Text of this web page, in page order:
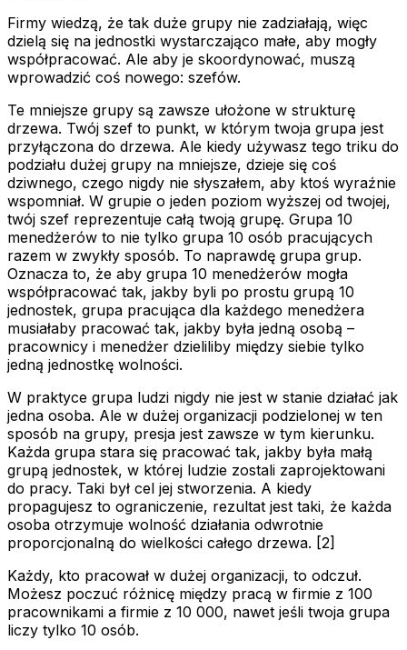
Firmy wiedzą, że tak duże grupy nie zadziałają, więc
dzielą się na jednostki wystarczająco małe, aby mogły
współpracować. Ale aby je skoordynować, muszą
wprowadzić coś nowego: szefów.
Te mniejsze grupy są zawsze ułożone w strukturę
drzewa. Twój szef to punkt, w którym twoja grupa jest
przyłączona do drzewa. Ale kiedy używasz tego triku do
podziału dużej grupy na mniejsze, dzieje się coś
dziwnego, czego nigdy nie słyszałem, aby ktoś wyraźnie
wspomniał. W grupie o jeden poziom wyższej od twojej,
twój szef reprezentuje całą twoją grupę. Grupa 10
menedżerów to nie tylko grupa 10 osób pracujących
razem w zwykły sposób. To naprawdę grupa grup.
Oznacza to, że aby grupa 10 menedżerów mogła
współpracować tak, jakby byli po prostu grupą 10
jednostek, grupa pracująca dla każdego menedżera
musiałaby pracować tak, jakby była jedną osobą –
pracownicy i menedżer dzieliliby między siebie tylko
jedną jednostkę wolności.
W praktyce grupa ludzi nigdy nie jest w stanie działać jak
jedna osoba. Ale w dużej organizacji podzielonej w ten
sposób na grupy, presja jest zawsze w tym kierunku.
Każda grupa stara się pracować tak, jakby była małą
grupą jednostek, w której ludzie zostali zaprojektowani
do pracy. Taki był cel jej stworzenia. A kiedy
propagujesz to ograniczenie, rezultat jest taki, że każda
osoba otrzymuje wolność działania odwrotnie
proporcjonalną do wielkości całego drzewa. [2]
Każdy, kto pracował w dużej organizacji, to odczuł.
Możesz poczuć różnicę między pracą w firmie z 100
pracownikami a firmie z 10 000, nawet jeśli twoja grupa
liczy tylko 10 osób.